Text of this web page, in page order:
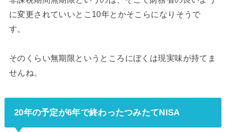
に変更されていいとこ10年とかそこらになりそうで
す。
そのくらい無期限というところにぼくは現実味が持てま
せんね。
20年の予定が6年で終わったつみたてNISA